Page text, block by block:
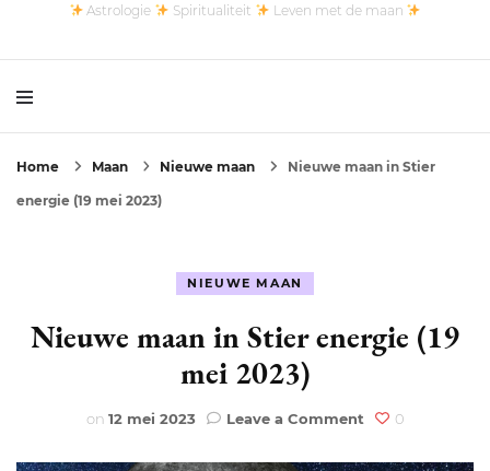
Astrologie Spiritualiteit Leven met de maan
Home Maan Nieuwe maan Nieuwe maan in Stier
energie (19 mei 2023)
NIEUWE MAAN
Nieuwe maan in Stier energie (19
mei 2023)
on 12 mei 2023 Leave a Commenton
maan
0